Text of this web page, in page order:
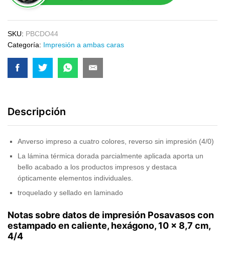
SKU: PBCDO44
Categoría: Impresión a ambas caras
Descripción
Anverso impreso a cuatro colores, reverso sin impresión (4/0)
La lámina térmica dorada parcialmente aplicada aporta un
bello acabado a los productos impresos y destaca
ópticamente elementos individuales.
troquelado y sellado en laminado
Notas sobre datos de impresión Posavasos con
estampado en caliente, hexágono, 10 x 8,7 cm,
4/4